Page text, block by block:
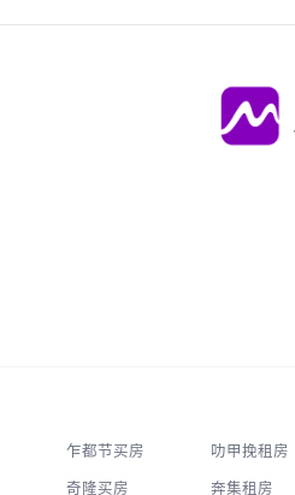
乍都节买房 叻甲挽租房
奇隆买房 奔集租房